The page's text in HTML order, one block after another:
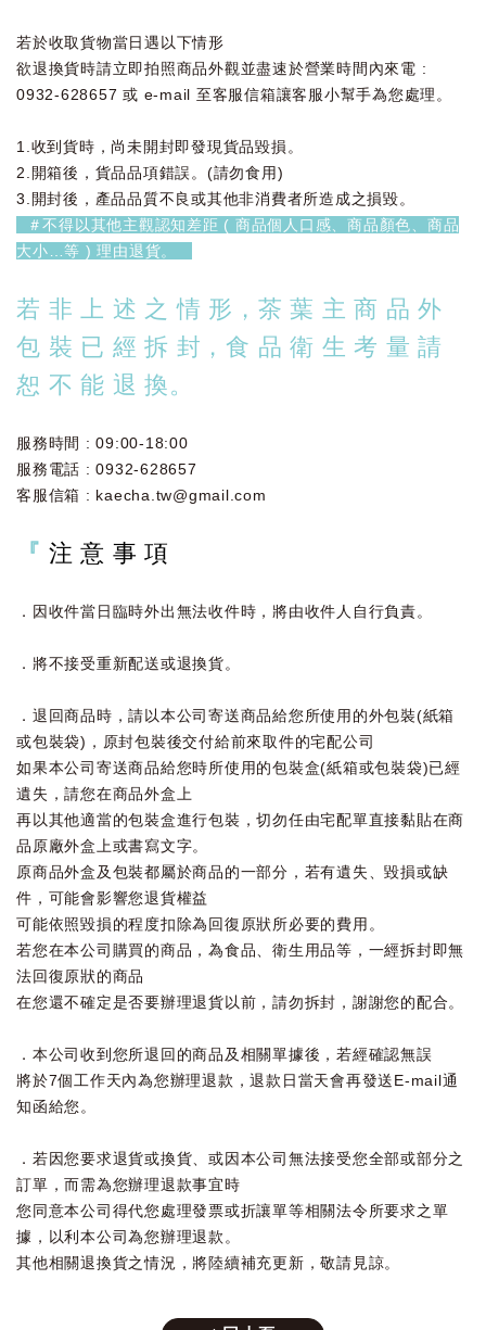
若於收取貨物當日遇以下情形
欲退換貨時請立即拍照商品外觀並盡速於營業時間內來電 :
0932-628657 或 e-mail 至客服信箱讓客服小幫手為您處理。
1.收到貨時，尚未開封即發現貨品毀損。
2.開箱後，貨品品項錯誤。(請勿食用)
3.開封後，產品品質不良或其他非消費者所造成之損毀。
＃不得以其他主觀認知差距 ( 商品個人口感、商品顏色、商品
大小…等 ) 理由退貨。
若 非 上 述 之 情 形，茶 葉 主 商 品 外
包 裝 已 經 拆 封，食 品 衛 生 考 量 請
恕 不 能 退 換。
服務時間 : 09:00-18:00
服務電話 : 0932-628657
客服信箱 : kaecha.tw@gmail.com
『 注 意 事 項
．因收件當日臨時外出無法收件時，將由收件人自行負責。
．將不接受重新配送或退換貨。
．退回商品時，請以本公司寄送商品給您所使用的外包裝(紙箱
或包裝袋)，原封包裝後交付給前來取件的宅配公司
如果本公司寄送商品給您時所使用的包裝盒(紙箱或包裝袋)已經
遺失，請您在商品外盒上
再以其他適當的包裝盒進行包裝，切勿任由宅配單直接黏貼在商
品原廠外盒上或書寫文字。
原商品外盒及包裝都屬於商品的一部分，若有遺失、毀損或缺
件，可能會影響您退貨權益
可能依照毀損的程度扣除為回復原狀所必要的費用。
若您在本公司購買的商品，為食品、衛生用品等，一經拆封即無
法回復原狀的商品
在您還不確定是否要辦理退貨以前，請勿拆封，謝謝您的配合。
．本公司收到您所退回的商品及相關單據後，若經確認無誤
將於7個工作天內為您辦理退款，退款日當天會再發送E-mail通
知函給您。
．若因您要求退貨或換貨、或因本公司無法接受您全部或部分之
訂單，而需為您辦理退款事宜時
您同意本公司得代您處理發票或折讓單等相關法令所要求之單
據，以利本公司為您辦理退款。
其他相關退換貨之情況，將陸續補充更新，敬請見諒。